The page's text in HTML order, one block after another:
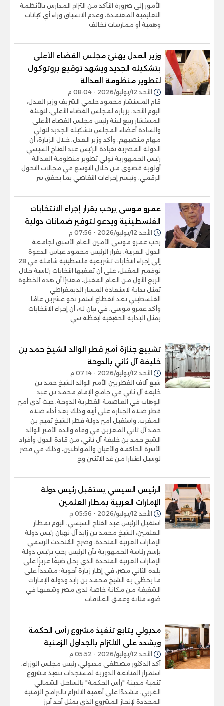
الأمور إلى ضرورة التأكد من التزام المدارس بالأنظمة
التعليمية المعتمدة، وعدم الانسياق وراء أي كيانات
وهمية أو ممارسات تخالف
وزير العدل يهنئ مجلس القضاء الأعلى
بتشكيله الجديد ويشهد توقيع بروتوكول
لتطوير منظومة العدالة
الأحد 12/يوليو/2026 - 08:04 م
قام المستشار محمود حلمي الشريف وزير العدل،
اليوم الأحد، بزيارة لمجلس القضاء الأعلى، لتهنئة
المستشار ربيع لبنة رئيس مجلس القضاء الأعلى
والسادة أعضاء المجلس بتشكيله الجديد لتولي
مهام منصبهم. وأكد وزير العدل، خلال الزيارة، أن
الدولة المصرية بقيادة الرئيس عبد الفتاح السيسي
رئيس الجمهورية تولي تطوير منظومة العدالة
أولوية قصوى من خلال التوسع في مجالات التحول
الرقمي، وتيسير إجراءات التقاضي بما يحقق سر
عمرو موسى يرحب بقرار إجراء الانتخابات
الفلسطينية ويدعو لتوفير ضمانات دولية
الأحد 12/يوليو/2026 - 07:56 م
رحب عمرو موسى الأمين العام الأسبق لجامعة
الدول العربية، بقرار الرئيس محمود عباس الدعوة
إلى إجراء انتخابات تشريعية فلسطينية شاملة في 28
نوفمبر المقبل، على أن تعقبها انتخابات رئاسية خلال
الربع الأول من العام المقبل، معتبرًا أن هذه الخطوة
تمثل بداية لاستعادة المسار الديمقراطي
الفلسطيني بعد انقطاع استمر نحو عشرين عامًا.
وأكد عمرو موسى، في بيان له، أن إجراء الانتخابات
يمثل البداية الحقيقية ليقظة سي
تشييع جنازة أمير قطر الوالد الشيخ حمد بن
خليفة آل ثاني بالدوحة
الأحد 12/يوليو/2026 - 07:14 م
شيع آلاف القطريين الأمير الوالد الشيخ حمد بن
خليفة آل ثاني في جامع الإمام محمد بن عبد
الوهاب في العاصمة القطرية الدوحة، حيث أدى أمير
قطر صلاة الجنازة على أبيه وذلك بعد أداء صلاة
المغرب. واستقبل أمير دولة قطر الشيخ تميم بن
حمد آل ثاني المعزين في وفاة والده الأمير الوالد
الشيخ حمد بن خليفة آل ثاني، من قادة الدول وأفراد
الأسرة الحاكمة والأعيان والمواطنين، وذلك في قصر
لوسيل اعتبارا من غد الاثنين وح
الرئيس السيسي يستقبل رئيس دولة
الإمارات العربية بمطار العلمين
الأحد 12/يوليو/2026 - 05:56 م
استقبل الرئيس عبد الفتاح السيسي، اليوم بمطار
العلمين، الشيخ محمد بن زايد آل نهيان رئيس دولة
الإمارات العربية المتحدة. وصرح المُتحدث الرسمي
باِسم رئاسة الجمهورية بأن الرئيس رحب برئيس دولة
الإمارات العربية المتحدة الذي يحل ضيفًا عزيزًا على
بلده الثاني مصر، في إطار زيارة أخوية؛ مشدداً على
ما يحظى به الشيخ محمد بن زايد ودولة الإمارات
الشقيقة من مكانة خاصة لدى مصر وشعبها في
ضوء متانة وعمق العلاقات
مدبولي يتابع تنفيذ مشروع رأس الحكمة
ويشدد على الالتزام بالجداول الزمنية
الأحد 12/يوليو/2026 - 05:52 م
أكد الدكتور مصطفى مدبولي، رئيس مجلس الوزراء،
استمرار المتابعة الدورية لمستجدات تنفيذ مشروع
تنمية مدينة "رأس الحكمة" بالساحل الشمالي
الغربي، مشددًا على أهمية الالتزام بالبرامج الزمنية
المحددة لإنجاز المشروع الذي يمثل أحد أبرز